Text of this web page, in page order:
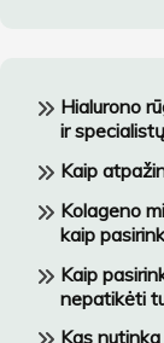
Hialurono
ir
Kaip
Kolageno
kaip
Kaip
nepatikėti
Kas